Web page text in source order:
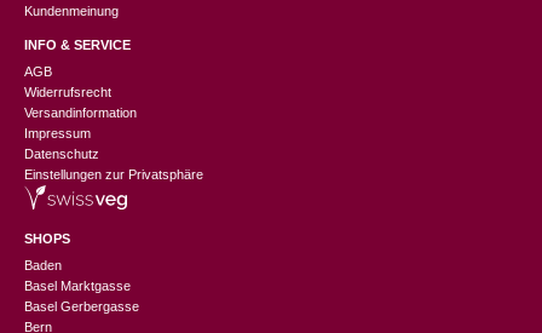
Kundenmeinung
INFO & SERVICE
AGB
Widerrufsrecht
Versandinformation
Impressum
Datenschutz
Einstellungen zur Privatsphäre
SHOPS
Baden
Basel Marktgasse
Basel Gerbergasse
Bern